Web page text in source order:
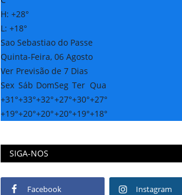
H: +28°
L: +18°
Sao Sebastiao do Passe
Quinta-Feira, 06 Agosto
Ver Previsão de 7 Dias
Sex Sáb DomSeg Ter Qua
+31°+33°+32°+27°+30°+27°
+19°+20°+20°+20°+19°+18°
SIGA-NOS
Facebook Instagram